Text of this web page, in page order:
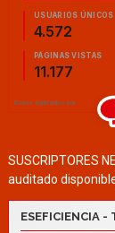
SUSCRIPTORES
auditado